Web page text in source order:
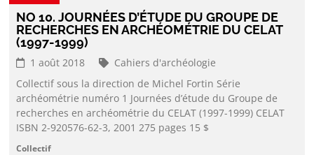
NO 10. JOURNÉES D’ÉTUDE DU GROUPE DE
RECHERCHES EN ARCHÉOMÉTRIE DU CELAT
(1997-1999)
1 août 2018
Cahiers d'archéologie
Collectif sous la direction de Michel Fortin Série
archéométrie numéro 1 Journées d’étude du Groupe de
recherches en archéométrie du CELAT (1997-1999) CELAT
ISBN 2-920576-62-3, 2001 275 pages 15 $
Collectif